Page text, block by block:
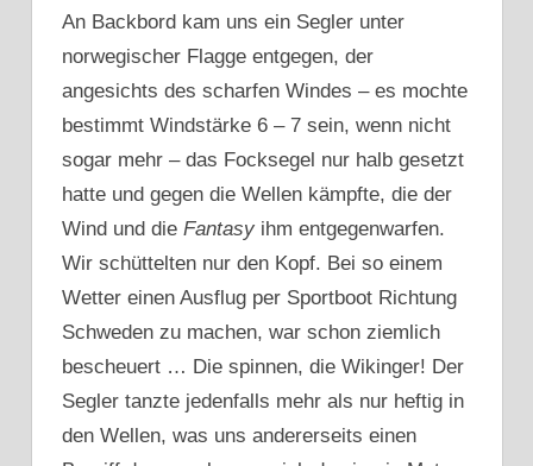
An Backbord kam uns ein Segler unter
norwegischer Flagge entgegen, der
angesichts des scharfen Windes – es mochte
bestimmt Windstärke 6 – 7 sein, wenn nicht
sogar mehr – das Focksegel nur halb gesetzt
hatte und gegen die Wellen kämpfte, die der
Wind und die Fantasy ihm entgegenwarfen.
Wir schüttelten nur den Kopf. Bei so einem
Wetter einen Ausflug per Sportboot Richtung
Schweden zu machen, war schon ziemlich
bescheuert … Die spinnen, die Wikinger! Der
Segler tanzte jedenfalls mehr als nur heftig in
den Wellen, was uns andererseits einen